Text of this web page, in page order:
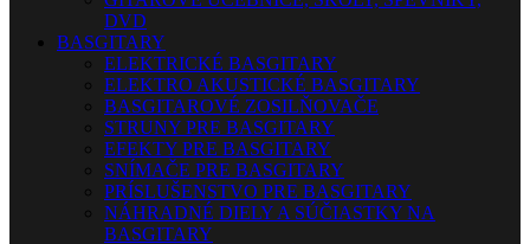
DVD
BASGITARY
ELEKTRICKÉ BASGITARY
ELEKTRO AKUSTICKÉ BASGITARY
BASGITAROVÉ ZOSILŇOVAČE
STRUNY PRE BASGITARY
EFEKTY PRE BASGITARY
SNÍMAČE PRE BASGITARY
PRÍSLUŠENSTVO PRE BASGITARY
NÁHRADNÉ DIELY A SÚČIASTKY NA
BASGITARY